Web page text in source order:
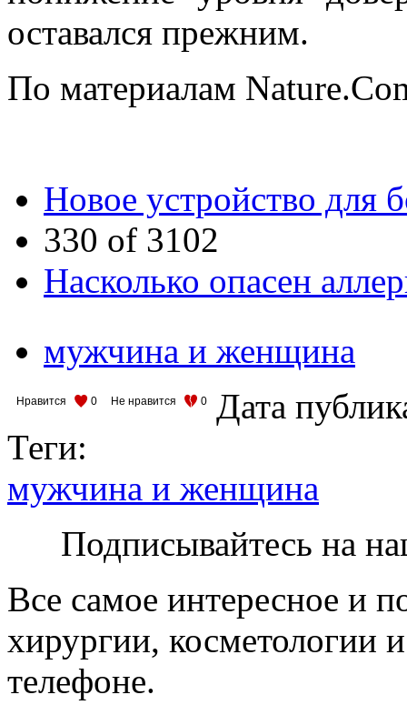
оставался прежним.
По материалам
Новое устройство для
330 of 3102
Насколько опасен
мужчина и женщина
Нравится 0 Не нравится 0
Дата
Теги:
мужчина и женщина
Подписывайтесь на
Все самое интересное и
хирургии, косметологии
телефоне.